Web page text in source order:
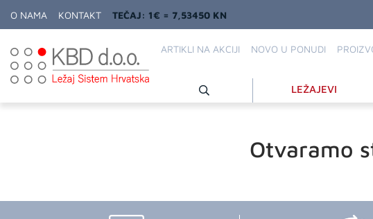
O NAMA KONTAKT TEČAJ: 1€ = 7,53450 KN
ARTIKLI NA AKCIJI NOVO U PONUDI
LEŽAJEVI
Otvaramo